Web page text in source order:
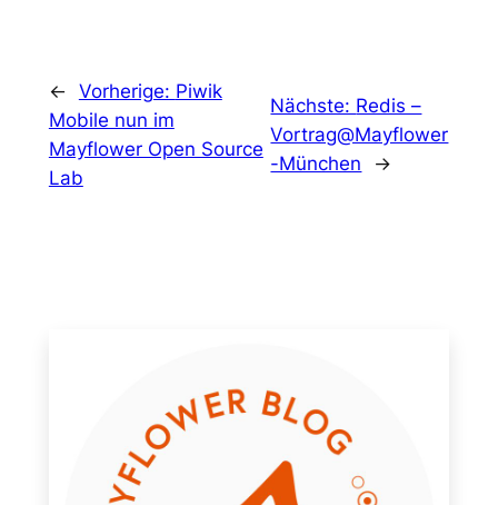
← Vorherige: Piwik
Mobile nun im
Mayflower Open Source
Lab
Nächste: Redis –
Vortrag@Mayflower
-München
→